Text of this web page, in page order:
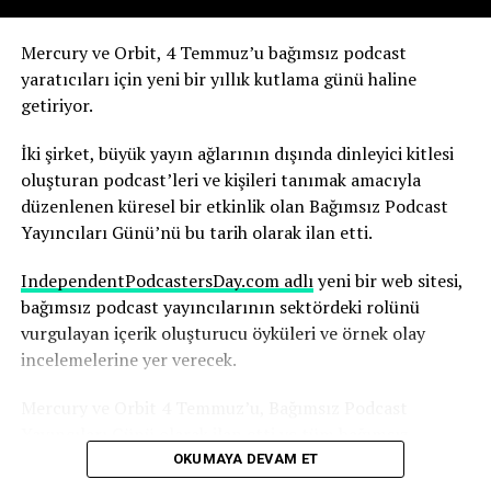
Yapay zekanın olası sonuçlarını şimdiden nasıl
değerlendirdiğini anlatıyor.
Robbins, yapay zekanın, yıllarca çalışmayı öğrendiği
medya ortamının temelini yeniden şekillendirdiğinin
farkında. Ve bu sürecin hızı dikkat gerektiriyor.
“Yapay zekadaki değişim hızını ve yapay zekanın şu anda
basında nasıl yankı uyandırdığını anlamak herkes için
çok önemli; yaşananlar büyüleyici” diyen Robbins,
şunları söyledi:
“Nice’te uçaktan indim ve Today Show’dan arkadaşım
Huda ile karşılaştım. Uzun uzun sohbet ettik. İkimizin
bir makale yazdı. Bu, bana göre, içinde bulunduğunuz
ekosistemi düşünmeniz ve kendinize, suyun çalkalandığı
Mercury ve Orbit, 4 Temmuz’u bağımsız podcast
yaratıcıları için yeni bir yıllık kutlama günü haline
getiriyor.
İki şirket, büyük yayın ağlarının dışında dinleyici kitlesi
oluşturan podcast’leri ve kişileri tanımak amacıyla
düzenlenen küresel bir etkinlik olan Bağımsız Podcast
Yayıncıları Günü’nü bu tarih olarak ilan etti.
IndependentPodcastersDay.com adlıyeni bir web sitesi,
bağımsız podcast yayıncılarının sektördeki rolünü
vurgulayan içerik oluşturucu öyküleri ve örnek olay
incelemelerine yer verecek.
podcast yayıncılarını bu günü desteklemeye çağırdı.
OKUMAYA DEVAM ET